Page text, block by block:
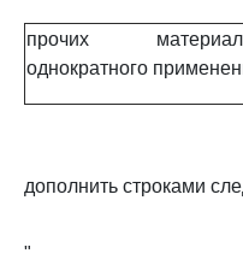
прочих
однократного
дополнить строками
"